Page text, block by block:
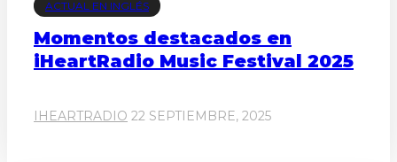
ACTUAL EN INGLÉS
Momentos destacados en
iHeartRadio Music Festival 2025
IHEARTRADIO 22 SEPTIEMBRE, 2025